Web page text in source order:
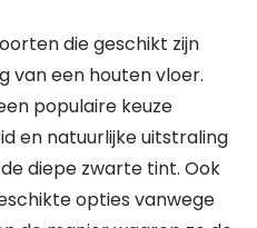
die geschikt zijn
van een houten vloer.
populaire keuze
en natuurlijke uitstraling
diepe zwarte tint. Ook
opties vanwege